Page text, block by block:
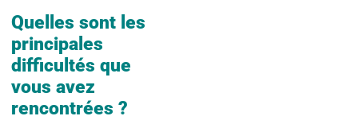
Quelles sont les
principales
difficultés que
vous avez
rencontrées ?